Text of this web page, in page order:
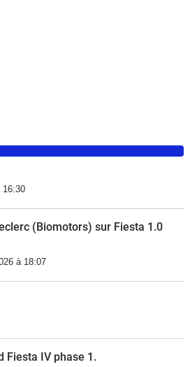
16:30
(Biomotors) sur Fiesta 1.0
à 18:07
Fiesta IV phase 1.